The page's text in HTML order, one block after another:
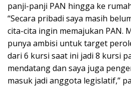
panji-panji PAN hingga ke
“Secara pribadi saya masih
cita-cita ingin memajukan PAN.
punya ambisi untuk target
dari 6 kursi saat ini jadi 8 kursi
mendatang dan saya juga
masuk jadi anggota legislatif,”